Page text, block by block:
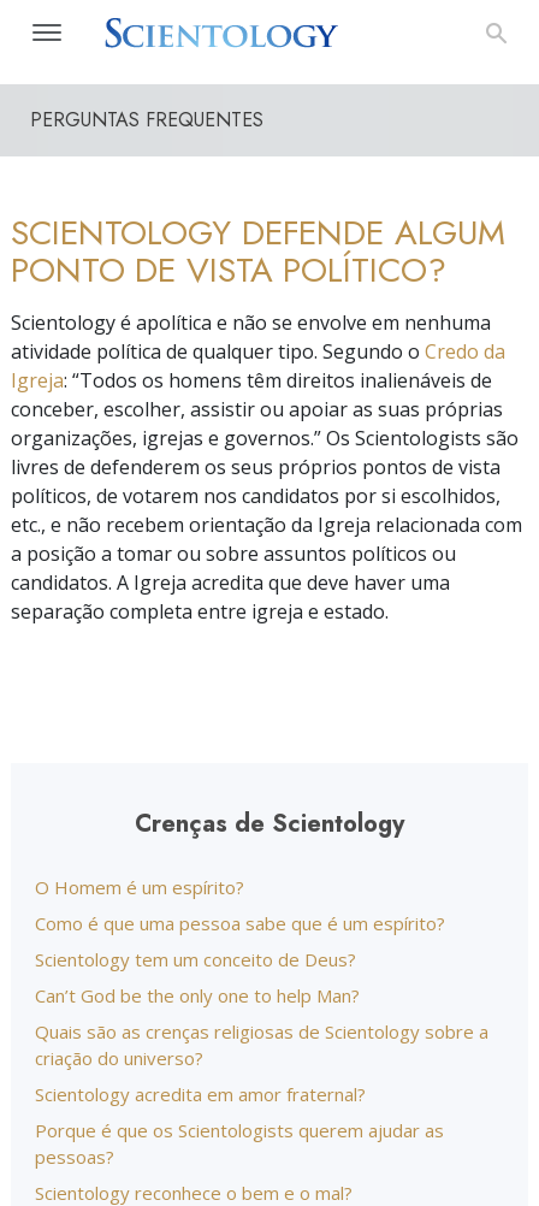
PERGUNTAS FREQUENTES
SCIENTOLOGY DEFENDE ALGUM
PONTO DE VISTA POLÍTICO?
Scientology é apolítica e não se envolve em nenhuma
atividade política de qualquer tipo. Segundo o Credo da
Igreja: “Todos os homens têm direitos inalienáveis de
conceber, escolher, assistir ou apoiar as suas próprias
organizações, igrejas e governos.”Os Scientologists são
livres de defenderem os seus próprios pontos de vista
políticos, de votarem nos candidatos por si escolhidos,
etc., e não recebem orientação da Igreja relacionada com
a posição a tomar ou sobre assuntos políticos ou
candidatos. A Igreja acredita que deve haver uma
separação completa entre igreja e estado.
Crenças de Scientology
O Homem é um espírito?
Como é que uma pessoa sabe que é um espírito?
Scientology tem um conceito de Deus?
Can’t God be the only one to help Man?
Quais são as crenças religiosas de Scientology sobre a
criação do universo?
Scientology acredita em amor fraternal?
Porque é que os Scientologists querem ajudar as
pessoas?
Scientology reconhece o bem e o mal?